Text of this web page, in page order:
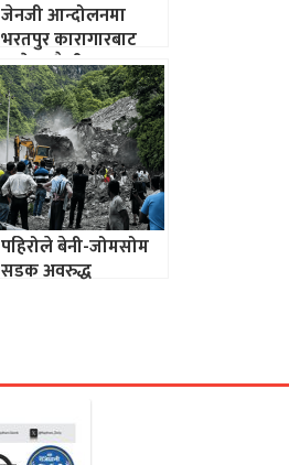
जेनजी आन्दोलनमा
भरतपुर कारागारबाट
भागेका कैदी भरुवा
बन्दुकसहित पक्राउ
पहिरोले बेनी-जोमसोम
सडक अवरुद्ध